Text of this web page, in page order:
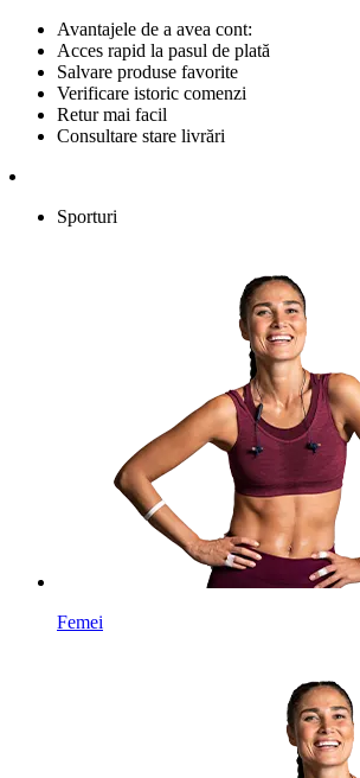
Avantajele de a avea cont:
Acces rapid la pasul de plată
Salvare produse favorite
Verificare istoric comenzi
Retur mai facil
Consultare stare livrări
Sporturi
Femei